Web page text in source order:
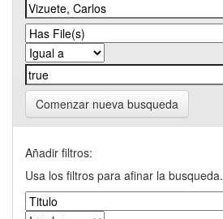
Comenzar nueva busqueda
Añadir filtros:
Usa los filtros para afinar la busqueda.